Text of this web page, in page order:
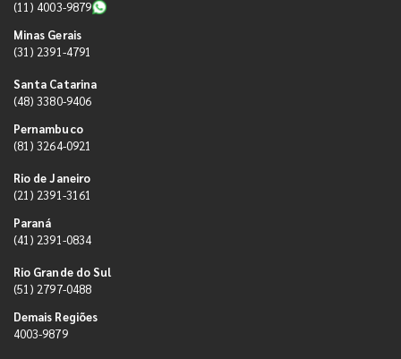
(11) 4003-9879
Minas Gerais
(31) 2391-4791
Santa Catarina
(48) 3380-9406
Pernambuco
(81) 3264-0921
Rio de Janeiro
(21) 2391-3161
Paraná
(41) 2391-0834
Rio Grande do Sul
(51) 2797-0488
Demais Regiões
4003-9879